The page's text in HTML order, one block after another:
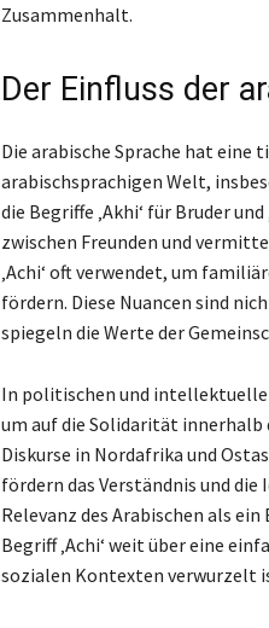
Zusammenhalt.
Der Einfluss der
Die arabische Sprache hat eine
arabischsprachigen Welt,
die Begriffe ‚Akhi‘ für Bruder
zwischen Freunden und
‚Achi‘ oft verwendet, um
fördern. Diese Nuancen sind
spiegeln die Werte der
In politischen und
um auf die Solidarität innerhalb
Diskurse in Nordafrika und
fördern das Verständnis und die
Relevanz des Arabischen als
Begriff ‚Achi‘ weit über eine
sozialen Kontexten verwurzelt